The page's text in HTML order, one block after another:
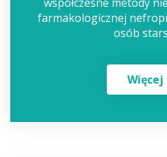
farmakologicznej
osób
Więcej